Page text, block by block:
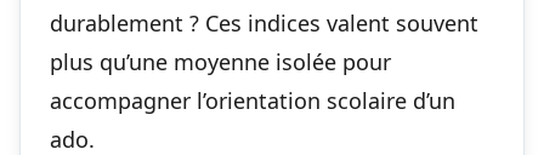
durablement ? Ces indices valent souvent
plus qu’une moyenne isolée pour
accompagner l’orientation scolaire d’un
ado.